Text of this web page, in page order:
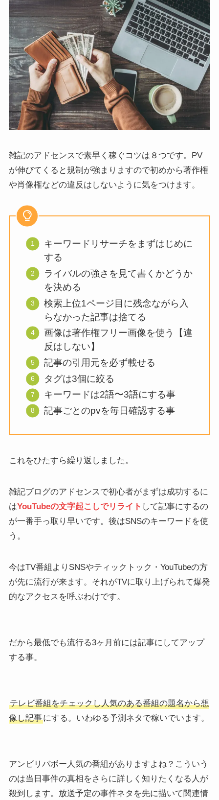
雑記のアドセンスで素早く稼ぐコツは８つです。PV
が伸びてくると規制が強まりますので初めから著作権
や肖像権などの違反はしないように気をつけます。
キーワードリサーチをまずはじめに
する
ライバルの強さを見て書くかどうか
を決める
検索上位1ページ目に残念ながら入
らなかった記事は捨てる
画像は著作権フリー画像を使う【違
反はしない】
記事の引用元を必ず載せる
タグは3個に絞る
キーワードは2語〜3語にする事
記事ごとのpvを毎日確認する事
これをひたすら繰り返しました。
雑記ブログのアドセンスで初心者がまずは成功するに
はYouTubeの文字起こしでリライト して記事にするの
が一番手っ取り早いです。後はSNSのキーワードを使
う。
今はTV番組よりSNSやティックトック・YouTubeの方
が先に流行が来ます。それがTVに取り上げられて爆発
的なアクセスを呼ぶわけです。
だから最低でも流行る3ヶ月前には記事にしてアップ
する事。
テレビ番組をチェックし人気のある番組の題名から想
像し記事にする。いわゆる予測ネタで稼いでいます。
アンビリバボー人気の番組がありますよね？こういう
のは当日事件の真相をさらに詳しく知りたくなる人が
殺到します。放送予定の事件ネタを先に描いて関連情